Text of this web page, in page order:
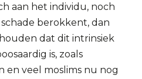
aan het individu, noch
berokkent, dan
dat dit intrinsiek
is, zoals
en veel moslims nu nog